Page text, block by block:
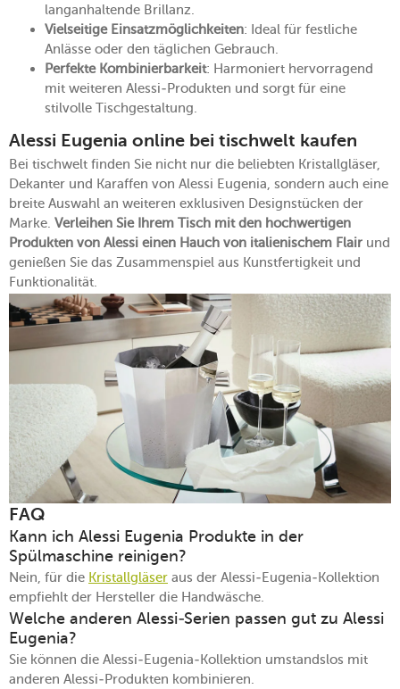
langanhaltende Brillanz.
Vielseitige Einsatzmöglichkeiten: Ideal für festliche
Anlässe oder den täglichen Gebrauch.
Perfekte Kombinierbarkeit: Harmoniert hervorragend
mit weiteren Alessi-Produkten und sorgt für eine
stilvolle Tischgestaltung.
Alessi Eugenia online bei tischwelt kaufen
Bei tischwelt finden Sie nicht nur die beliebten Kristallgläser,
Dekanter und Karaffen von Alessi Eugenia, sondern auch eine
breite Auswahl an weiteren exklusiven Designstücken der
Marke. Verleihen Sie Ihrem Tisch mit den hochwertigen
Produkten von Alessi einen Hauch von italienischem Flair und
genießen Sie das Zusammenspiel aus Kunstfertigkeit und
Funktionalität.
FAQ
Kann ich Alessi Eugenia Produkte in der
Spülmaschine reinigen?
Nein, für die Kristallgläser aus der Alessi-Eugenia-Kollektion
empfiehlt der Hersteller die Handwäsche.
Welche anderen Alessi-Serien passen gut zu Alessi
Eugenia?
Sie können die Alessi-Eugenia-Kollektion umstandslos mit
anderen Alessi-Produkten kombinieren.